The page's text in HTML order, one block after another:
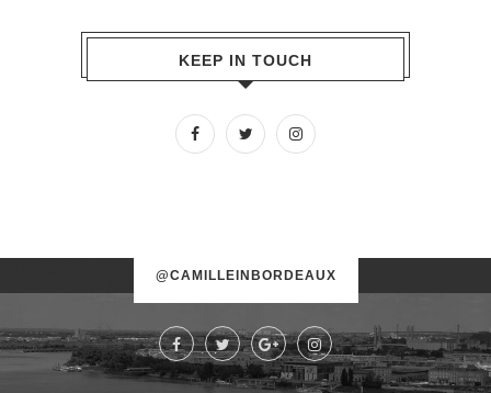
KEEP IN TOUCH
@CAMILLEINBORDEAUX
Try some other hashtag or username